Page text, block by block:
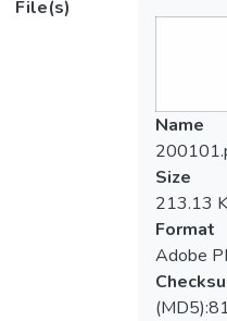
File(s)
Name
Size
213.13
Format
Adobe